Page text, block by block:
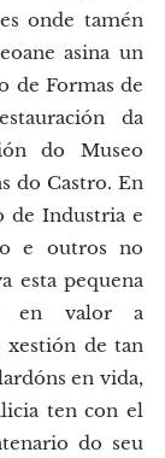
onde tamén
asina un
de Formas de
da
do Museo
do Castro. En
de Industria e
e outros no
esta pequena
en valor a
xestión de tan
en vida,
ten con el
do seu